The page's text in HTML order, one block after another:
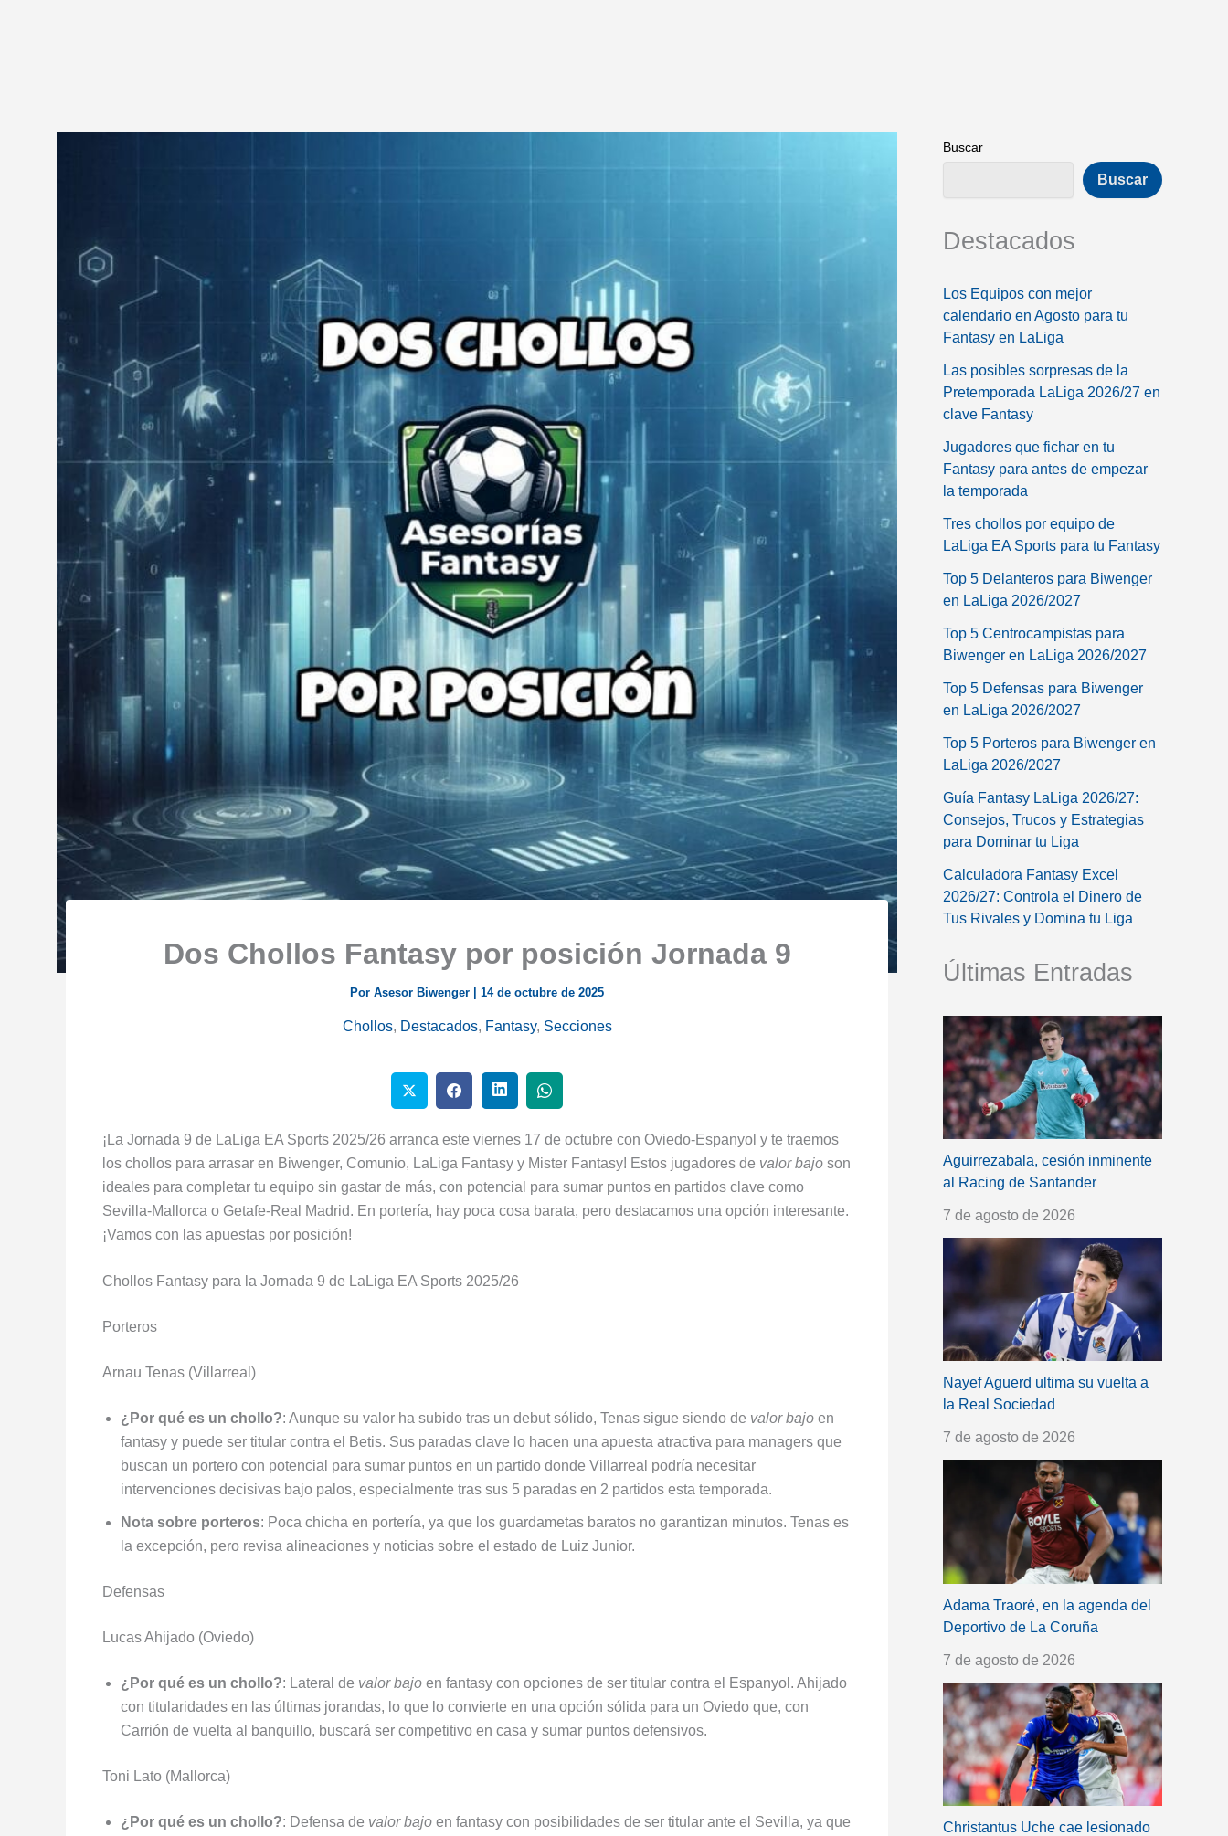
Dos Chollos Fantasy por posición Jornada 9
Por Asesor Biwenger 14 de octubre de 2025
Chollos, Destacados, Fantasy, Secciones
¡La Jornada 9 de LaLiga EA Sports 2025/26 arranca este viernes 17 de octubre con Oviedo-Espanyol y te traemos
los chollos para arrasar en Biwenger, Comunio, LaLiga Fantasy y Mister Fantasy! Estos jugadores de valor bajo son
ideales para completar tu equipo sin gastar de más, con potencial para sumar puntos en partidos clave como
Sevilla-Mallorca o Getafe-Real Madrid. En portería, hay poca cosa barata, pero destacamos una opción interesante.
¡Vamos con las apuestas por posición!
Chollos Fantasy para la Jornada 9 de LaLiga EA Sports 2025/26
Porteros
Arnau Tenas (Villarreal)
¿Por qué es un chollo?: Aunque su valor ha subido tras un debut sólido, Tenas sigue siendo de valor bajo en
fantasy y puede ser titular contra el Betis. Sus paradas clave lo hacen una apuesta atractiva para managers que
buscan un portero con potencial para sumar puntos en un partido donde Villarreal podría necesitar
intervenciones decisivas bajo palos, especialmente tras sus 5 paradas en 2 partidos esta temporada.
Nota sobre porteros: Poca chicha en portería, ya que los guardametas baratos no garantizan minutos. Tenas es
la excepción, pero revisa alineaciones y noticias sobre el estado de Luiz Junior.
Defensas
Lucas Ahijado (Oviedo)
¿Por qué es un chollo?: Lateral de valor bajo en fantasy con opciones de ser titular contra el Espanyol. Ahijado
con titularidades en las últimas jorandas, lo que lo convierte en una opción sólida para un Oviedo que, con
Carrión de vuelta al banquillo, buscará ser competitivo en casa y sumar puntos defensivos.
Toni Lato (Mallorca)
¿Por qué es un chollo?: Defensa de valor bajo en fantasy con posibilidades de ser titular ante el Sevilla, ya que
Buscar
Buscar
Destacados
Los Equipos con mejor
calendario en Agosto para tu
Fantasy en LaLiga
Las posibles sorpresas de la
Pretemporada LaLiga 2026/27 en
clave Fantasy
Jugadores que fichar en tu
Fantasy para antes de empezar
la temporada
Tres chollos por equipo de
LaLiga EA Sports para tu Fantasy
Top 5 Delanteros para Biwenger
en LaLiga 2026/2027
Top 5 Centrocampistas para
Biwenger en LaLiga 2026/2027
Top 5 Defensas para Biwenger
en LaLiga 2026/2027
Top 5 Porteros para Biwenger en
LaLiga 2026/2027
Guía Fantasy LaLiga 2026/27:
Consejos, Trucos y Estrategias
para Dominar tu Liga
Calculadora Fantasy Excel
2026/27: Controla el Dinero de
Tus Rivales y Domina tu Liga
Últimas Entradas
Aguirrezabala, cesión inminente
al Racing de Santander
7 de agosto de 2026
Nayef Aguerd ultima su vuelta a
la Real Sociedad
7 de agosto de 2026
Adama Traoré, en la agenda del
Deportivo de La Coruña
7 de agosto de 2026
Christantus Uche cae lesionado